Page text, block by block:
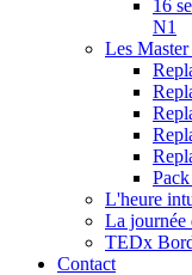
16
N1
Les Master
L'heure
La journée
TEDx
Contact